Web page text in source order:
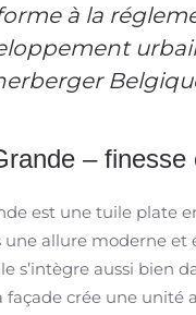
à la
–
est une tuile plate
allure moderne et
s’intègre aussi bien
façade crée une unité